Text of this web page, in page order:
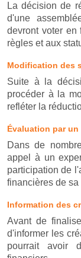
La décision de
d'une
devront voter en
règles et aux
Modification des
Suite à la
procéder à la
refléter la
Évaluation par
Dans de
appel à un
participation de
financières de sa
Information des
Avant de
d'informer les
pourrait avoir